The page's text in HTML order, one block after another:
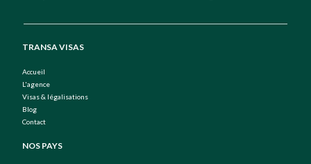
TRANSA VISAS
Accueil
L'agence
Visas & légalisations
Blog
Contact
NOS PAYS